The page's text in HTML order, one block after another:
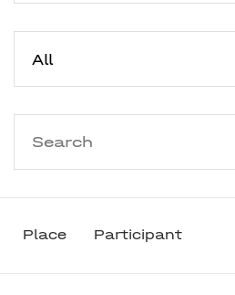
Place Participant